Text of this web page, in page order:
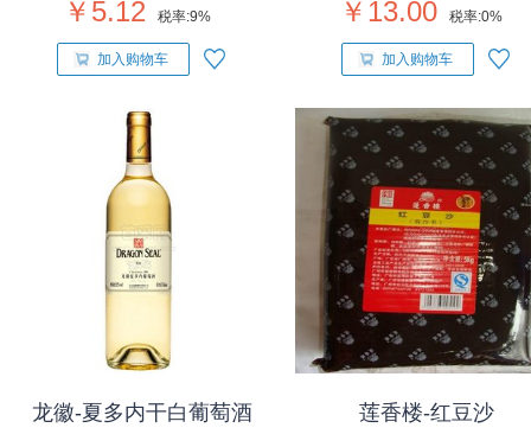
￥5.12 税率:9%
加入购物车
￥13.00 税率:0%
加入购物车
龙徽-夏多内干白葡萄酒 莲香楼-红豆沙